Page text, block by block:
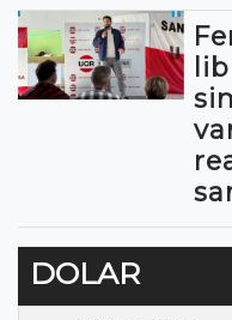
DOLAR